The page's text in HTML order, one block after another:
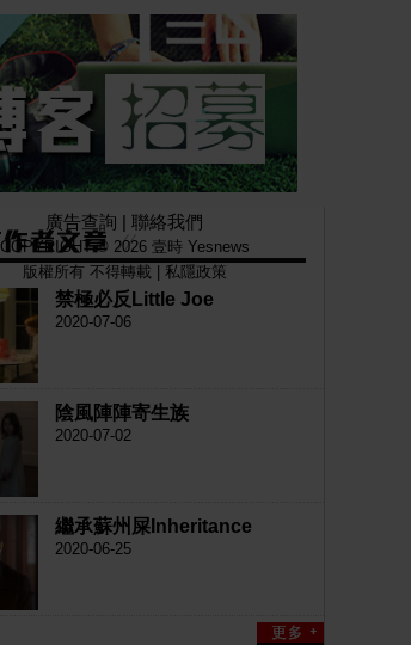
禁極必反Little Joe
2020-07-06
陰風陣陣寄生族
2020-07-02
繼承蘇州屎Inheritance
2020-06-25
廣告查詢 | 聯絡我們
COPYRIGHT © 2026 壹時 Yesnews
版權所有 不得轉載 | 私隱政策